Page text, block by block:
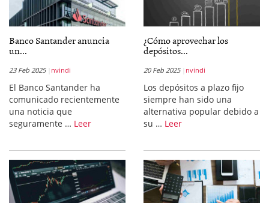
Banco Santander anuncia
un...
23 Feb 2025 nvindi
El Banco Santander ha
comunicado recientemente
una noticia que
seguramente … Leer
¿Cómo aprovechar los
depósitos...
20 Feb 2025 nvindi
Los depósitos a plazo fijo
siempre han sido una
alternativa popular debido a
su … Leer